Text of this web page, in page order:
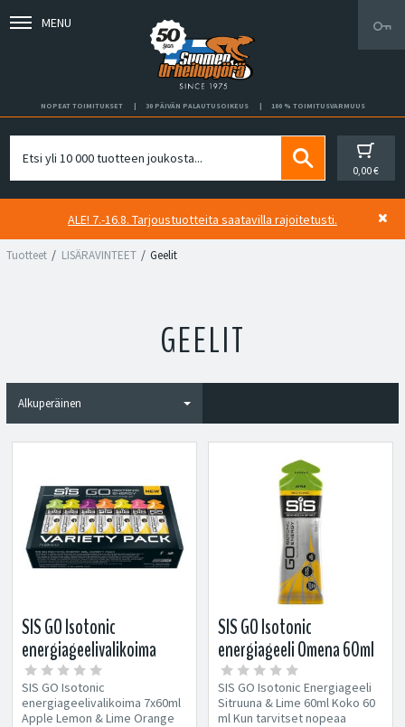
MENU
NOPEAT TOIMITUKSET 30 PÄIVÄN PALAUTUSOIKEUS 100 % TOIMITUSVARMUUS
0,00 €
ALE! 7.-16.8. Tarjoustuotteita saatavilla rajoitetusti.
Tuotteet LISÄRAVINTEET Geelit
GEELIT
SIS GO Isotonic
energiageelivalikoima
7x60ml
SIS GO Isotonic
energiageelivalikoima 7x60ml
Apple Lemon & Lime Orange
SIS GO Isotonic
energiageeli Omena 60ml
SIS GO Isotonic Energiageeli
Sitruuna & Lime 60ml Koko 60
ml Kun tarvitset nopeaa